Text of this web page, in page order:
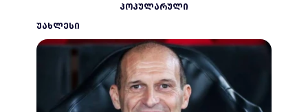
ᲞᲝᲞᲣᲚᲐᲠᲣᲚᲘ
ᲣᲐᲮᲚᲔᲡᲘ